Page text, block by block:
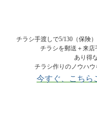
チラシ手渡しで5/130（保険
チラシを郵送＋来店
あり得
チラシ作りのノウハウ
今すぐ、こち